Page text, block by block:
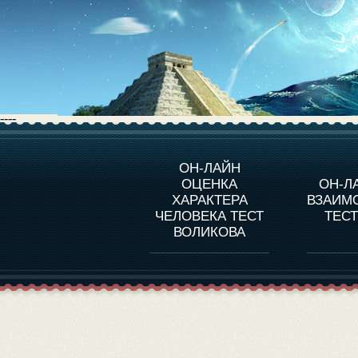
----
ОН-ЛАЙН
ОЦЕНКА
ХАРАКТЕРА
ЧЕЛОВЕКА ТЕСТ
ВОЛИКОВА
ОН-
О ПРОГРАММЕ
ОЦЕНКА ХАРАКТЕРA
ЧЕЛОВЕКА
ОЦЕНКА ХАРАКТЕРА
ВЫДАЮЩИХСЯ
ЛИЧНОСТЕЙ